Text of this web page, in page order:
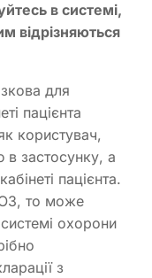
в системі,
відрізняються
для
пацієнта
користувач,
в застосунку, а
пацієнта.
то може
охорони
з